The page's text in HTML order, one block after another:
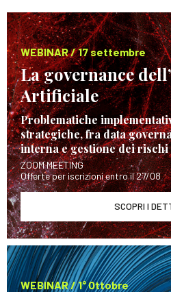
WEBINAR / 17 settembre
La governance
Artificiale
Problematiche
strategiche, fra data
interna e gestione dei rischi
ZOOM MEETING
Offerte per iscrizioni entro il 27/08
SCOPRI I
WEBINAR / 1° Ottobre